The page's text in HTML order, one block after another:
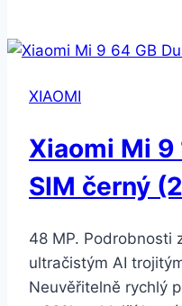
Pro
SIM
bílý
XIAOMI
Xiaomi Mi 9
SIM černý
48 MP. Podrobnosti
ultračistým AI
Neuvěřitelně rychlý